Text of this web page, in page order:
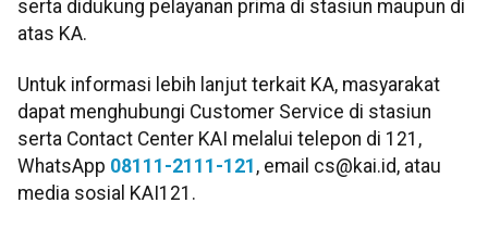
serta didukung pelayanan prima di stasiun maupun di
atas KA.
Untuk informasi lebih lanjut terkait KA, masyarakat
dapat menghubungi Customer Service di stasiun
serta Contact Center KAI melalui telepon di 121,
WhatsApp 08111-2111-121 , email cs@kai.id, atau
media sosial KAI121.